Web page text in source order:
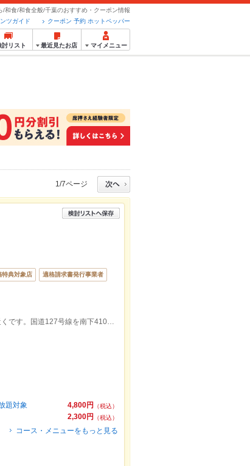
/和食/和食全般/千葉のおすすめ・クーポン情報
クーポン 予約 ホットペッパー
ツガイド
討リスト 最近見たお店 マイメニュー
1/7ページ
特典対象店 適格請求書発行事業者
富浦ICより車で15分。410号線下真倉北交差点近くです。国道127号線を南下410号線に入ったら更に直進約1キロ先左側
4,800円
（税込）
題対象
2,300円
（税込）
コース・メニューをもっと見る